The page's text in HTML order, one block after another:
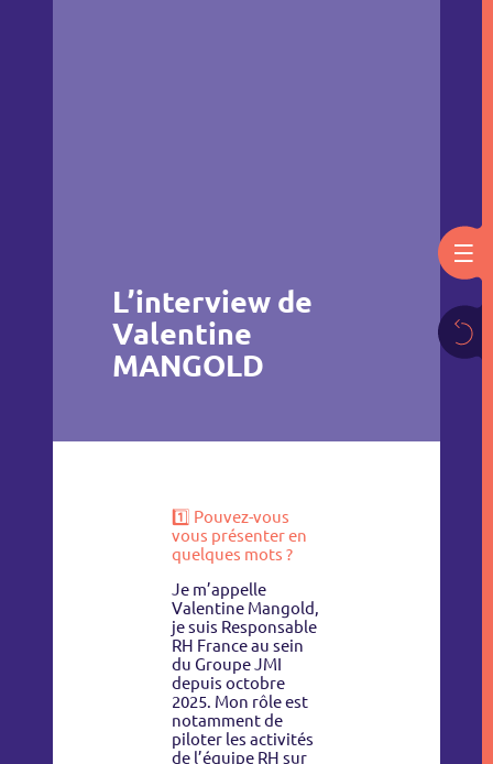
L’interview de
Valentine
MANGOLD
1️⃣ Pouvez-vous
vous présenter en
quelques mots ?
Je m’appelle
Valentine Mangold,
je suis Responsable
RH France au sein
du Groupe JMI
depuis octobre
2025. Mon rôle est
notamment de
piloter les activités
de l’équipe RH sur